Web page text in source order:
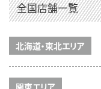
全国店舗一覧
北海道・東北エリア
関東エリア